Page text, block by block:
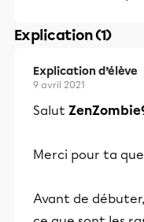
Explication (1)
Explication d’élève
9 avril 2021
Salut
Merci pour ta
Avant de